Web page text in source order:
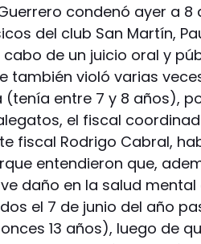
condenó ayer a 8
del club San Martín,
de un juicio oral y
también violó varias
entre 7 y 8 años),
el fiscal
fiscal Rodrigo Cabral,
entendieron que,
daño en la salud mental
el 7 de junio del año
13 años), luego de